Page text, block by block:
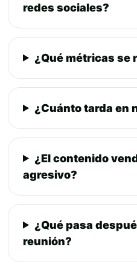
redes sociales?
¿Qué métricas se
¿Cuánto tarda en
¿El contenido
agresivo?
¿Qué pasa
reunión?